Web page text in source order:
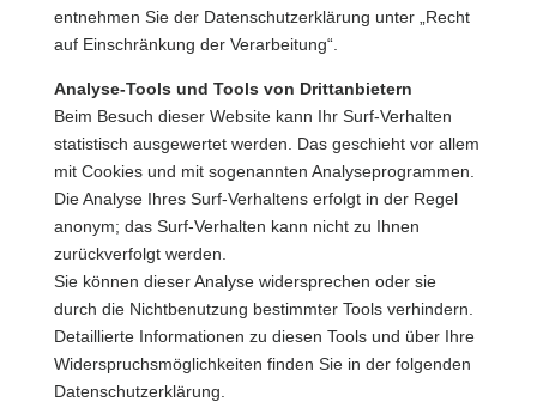
entnehmen Sie der Datenschutzerklärung unter „Recht
auf Einschränkung der Verarbeitung“.
Analyse-Tools und Tools von Drittanbietern
Beim Besuch dieser Website kann Ihr Surf-Verhalten
statistisch ausgewertet werden. Das geschieht vor allem
mit Cookies und mit sogenannten Analyseprogrammen.
Die Analyse Ihres Surf-Verhaltens erfolgt in der Regel
anonym; das Surf-Verhalten kann nicht zu Ihnen
zurückverfolgt werden.
Sie können dieser Analyse widersprechen oder sie
durch die Nichtbenutzung bestimmter Tools verhindern.
Detaillierte Informationen zu diesen Tools und über Ihre
Widerspruchsmöglichkeiten finden Sie in der folgenden
Datenschutzerklärung.